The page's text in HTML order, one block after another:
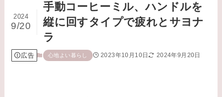
手動コーヒーミル、ハンドルを
縦に回すタイプで疲れとサヨナ
ラ
2024
9/20
広告 心地よい暮らし 2023年10月10日 2024年9月20日